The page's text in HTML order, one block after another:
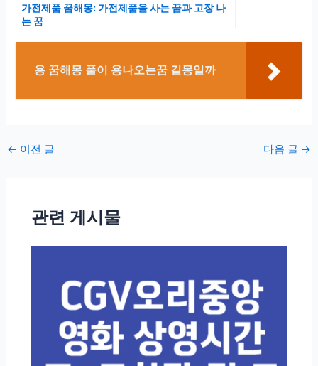
가전제품 꿈해몽: 가전제품을 사는 꿈과 고장 나
는 꿈
용 꿈해몽 풀이 용나오는꿈 길몽일까
포
← 이전 글 다음 글 →
관련 게시물